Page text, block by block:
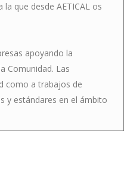
que desde AETICAL os
apoyando la
Comunidad. Las
como a trabajos de
y estándares en el ámbito